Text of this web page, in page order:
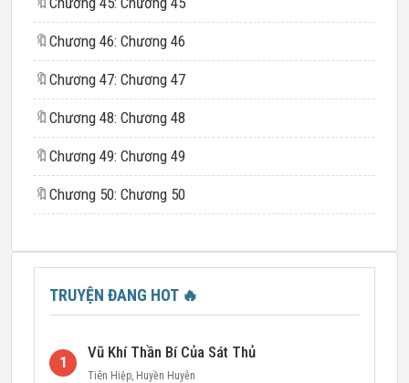
🔖 Chương 46: Chương 46
🔖 Chương 47: Chương 47
🔖 Chương 48: Chương 48
🔖 Chương 49: Chương 49
🔖 Chương 50: Chương 50
TRUYỆN ĐANG HOT 🔥
1
Vũ Khí Thần Bí Của Sát Thủ
Tiên Hiệp, Huyền Huyễn